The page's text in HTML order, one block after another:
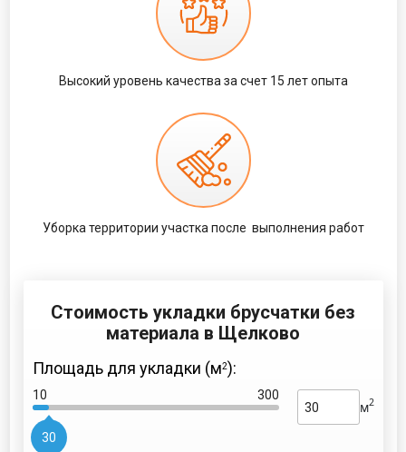
Высокий уровень качества за счет15 лет опыта
Уборка территории участка после выполнения работ
Стоимость укладки брусчатки без
материала в Щелково
Площадь для укладки (м2):
10 300
30
м2